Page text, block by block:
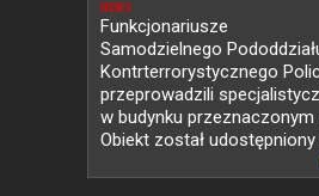
NEWS
Funkcjonariusze
Samodzielnego
Kontrterrorystycznego
przeprowadzili
w budynku
Obiekt został udostępniony